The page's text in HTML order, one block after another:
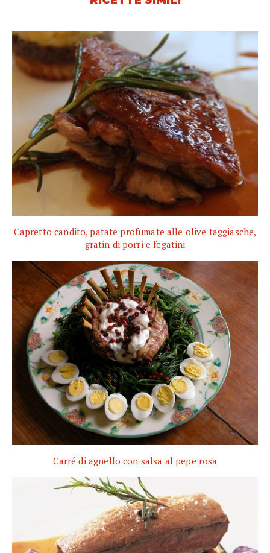
Capretto candito, patate profumate alle olive taggiasche,
gratin di porri e fegatini
Carré di agnello con salsa al pepe rosa